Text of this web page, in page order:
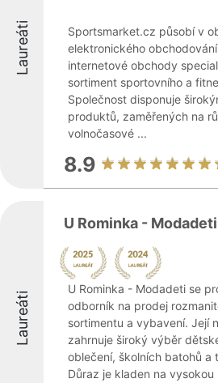
Laureáti
Sportsmarket.cz působí v
elektronického
internetové obchody
sortiment sportovního a
Společnost disponuje
produktů, zaměřených na
volnočasové ...
8.9
Laureáti
U Rominka - Modadeti
U Rominka - Modadeti se
odborník na prodej
sortimentu a vybavení. Její
zahrnuje široký výběr
oblečení, školních batohů a
Důraz je kladen na